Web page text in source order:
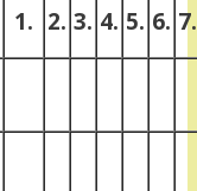
1. 2. 3. 4. 5. 6. 7.